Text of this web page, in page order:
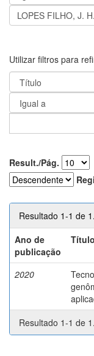
Utilizar filtros para
Result./Pág.
Resultado 1-1 de 1.
Ano de
publicação
Título
2020
Resultado 1-1 de 1.